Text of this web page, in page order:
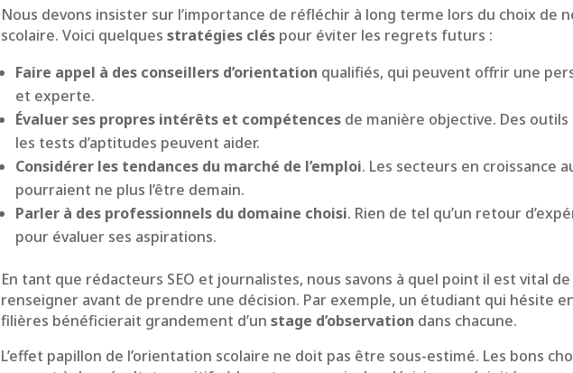
Nous devons insister sur l’importance de réfléchir à long terme lors du choix de
scolaire. Voici quelques stratégies clés pour éviter les regrets futurs :
Faire appel à des conseillers d’orientation qualifiés, qui peuvent offrir une
et experte.
Évaluer ses propres intérêts et compétences de manière objective. Des
les tests d’aptitudes peuvent aider.
Considérer les tendances du marché de l’emploi. Les secteurs en croissance
pourraient ne plus l’être demain.
Parler à des professionnels du domaine choisi. Rien de tel qu’un retour
pour évaluer ses aspirations.
En tant que rédacteurs SEO et journalistes, nous savons à quel point il est vital
renseigner avant de prendre une décision. Par exemple, un étudiant qui hésite
filières bénéficierait grandement d’un stage d’observation dans chacune.
L’effet papillon de l’orientation scolaire ne doit pas être sous-estimé. Les bons